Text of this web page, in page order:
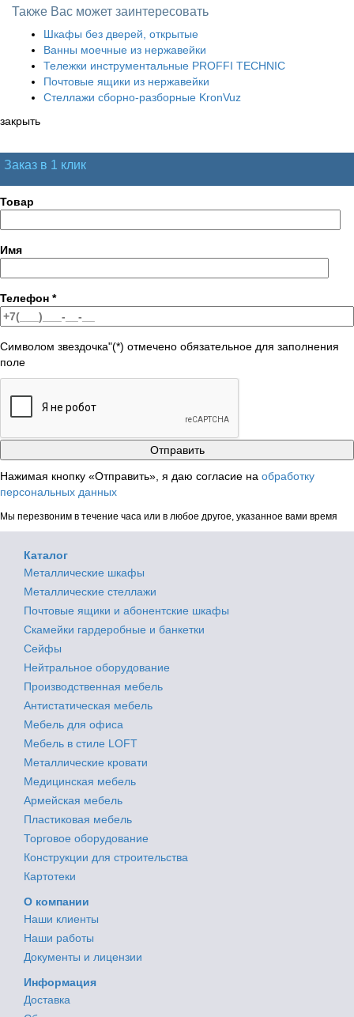
Также Вас может заинтересовать
Шкафы без дверей, открытые
Ванны моечные из нержавейки
Тележки инструментальные PROFFI TECHNIC
Почтовые ящики из нержавейки
Стеллажи сборно-разборные KronVuz
закрыть
Заказ в 1 клик
Товар
Имя
Телефон *
Символом звездочка"(*) отмечено обязательное для заполнения
поле
Нажимая кнопку «Отправить», я даю согласие на обработку
персональных данных
Мы перезвоним в течение часа или в любое другое, указанное вами время
Каталог
Металлические шкафы
Металлические стеллажи
Почтовые ящики и абонентские шкафы
Скамейки гардеробные и банкетки
Сейфы
Нейтральное оборудование
Производственная мебель
Антистатическая мебель
Мебель для офиса
Мебель в стиле LOFT
Металлические кровати
Медицинская мебель
Армейская мебель
Пластиковая мебель
Торговое оборудование
Конструкции для строительства
Картотеки
О компании
Наши клиенты
Наши работы
Документы и лицензии
Информация
Доставка